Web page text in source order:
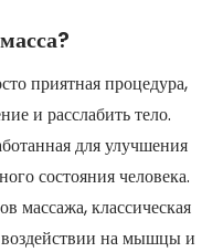
приятная процедура,
и расслабить тело.
для улучшения
состояния человека.
массажа, классическая
воздействии на мышцы и